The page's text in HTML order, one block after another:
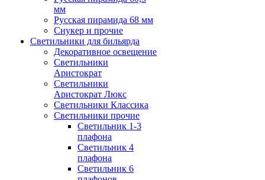
мм
Русская пирамида 68 мм
Снукер и прочие
Светильники для бильярда
Декоративное освещение
Светильники
Аристократ
Светильники
Аристократ Люкс
Светильники Классика
Светильники прочие
Светильник 1-3
плафона
Светильник 4
плафона
Светильник 6